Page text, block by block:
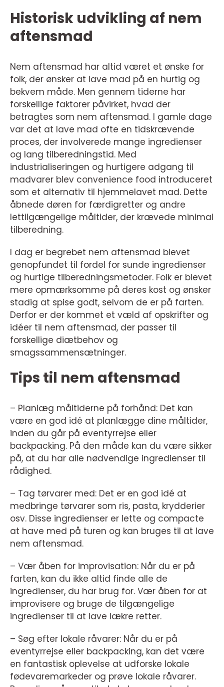
Historisk udvikling af nem
aftensmad
Nem aftensmad har altid været et ønske for
folk, der ønsker at lave mad på en hurtig og
bekvem måde. Men gennem tiderne har
forskellige faktorer påvirket, hvad der
betragtes som nem aftensmad. I gamle dage
var det at lave mad ofte en tidskrævende
proces, der involverede mange ingredienser
og lang tilberedningstid. Med
industrialiseringen og hurtigere adgang til
madvarer blev convenience food introduceret
som et alternativ til hjemmelavet mad. Dette
åbnede døren for færdigretter og andre
lettilgængelige måltider, der krævede minimal
tilberedning.
I dag er begrebet nem aftensmad blevet
genopfundet til fordel for sunde ingredienser
og hurtige tilberedningsmetoder. Folk er blevet
mere opmærksomme på deres kost og ønsker
stadig at spise godt, selvom de er på farten.
Derfor er der kommet et væld af opskrifter og
idéer til nem aftensmad, der passer til
forskellige diætbehov og
smagssammensætninger.
Tips til nem aftensmad
– Planlæg måltiderne på forhånd: Det kan
være en god idé at planlægge dine måltider,
inden du går på eventyrrejse eller
backpacking. På den måde kan du være sikker
på, at du har alle nødvendige ingredienser til
rådighed.
– Tag tørvarer med: Det er en god idé at
medbringe tørvarer som ris, pasta, krydderier
osv. Disse ingredienser er lette og compacte
at have med på turen og kan bruges til at lave
nem aftensmad.
– Vær åben for improvisation: Når du er på
farten, kan du ikke altid finde alle de
ingredienser, du har brug for. Vær åben for at
improvisere og bruge de tilgængelige
ingredienser til at lave lækre retter.
– Søg efter lokale råvarer: Når du er på
eventyrrejse eller backpacking, kan det være
en fantastisk oplevelse at udforske lokale
fødevaremarkeder og prøve lokale råvarer.